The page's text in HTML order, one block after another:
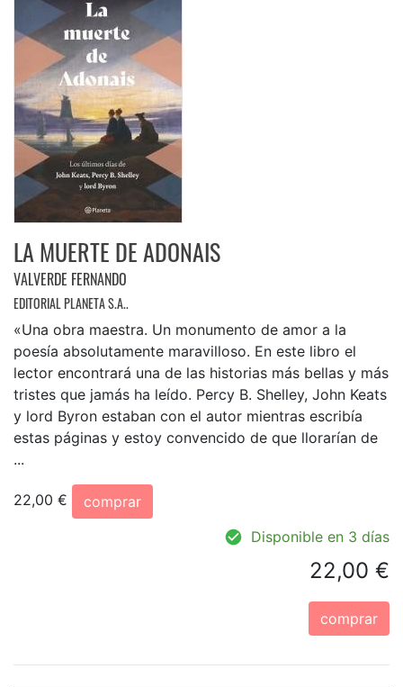
LA MUERTE DE ADONAIS
VALVERDE FERNANDO
EDITORIAL PLANETA S.A..
«Una obra maestra. Un monumento de amor a la
poesía absolutamente maravilloso. En este libro el
lector encontrará una de las historias más bellas y más
tristes que jamás ha leído. Percy B. Shelley, John Keats
y lord Byron estaban con el autor mientras escribía
estas páginas y estoy convencido de que llorarían de
...
22,00 €
comprar
Disponible en 3 días
22,00 €
comprar